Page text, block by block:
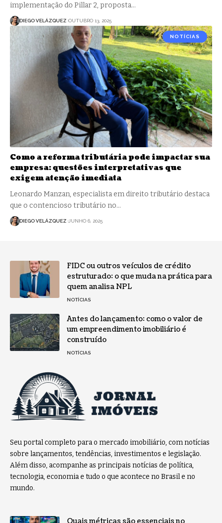
implementação do Pillar 2, proposta…
DIEGO VELÁZQUEZ OUTUBRO 13, 2025
NOTÍCIAS
Como a reforma tributária pode impactar sua
empresa: questões interpretativas que
exigem atenção imediata
Leonardo Manzan, especialista em direito tributário destaca
que o contencioso tributário no…
DIEGO VELÁZQUEZ JUNHO 6, 2025
FIDC ou outros veículos de crédito
estruturado: o que muda na prática para
quem analisa NPL
NOTÍCIAS
Antes do lançamento: como o valor de
um empreendimento imobiliário é
construído
NOTÍCIAS
Seu portal completo para o mercado imobiliário, com notícias
sobre lançamentos, tendências, investimentos e legislação.
Além disso, acompanhe as principais notícias de política,
tecnologia, economia e tudo o que acontece no Brasil e no
mundo.
Quais métricas são essenciais no